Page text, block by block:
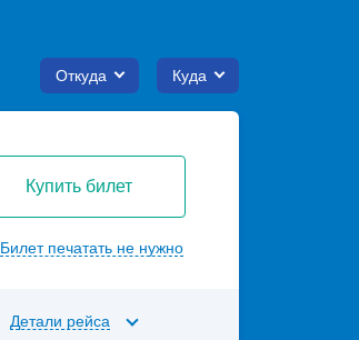
Откуда Куда
Купить билет
Билет печатать не нужно